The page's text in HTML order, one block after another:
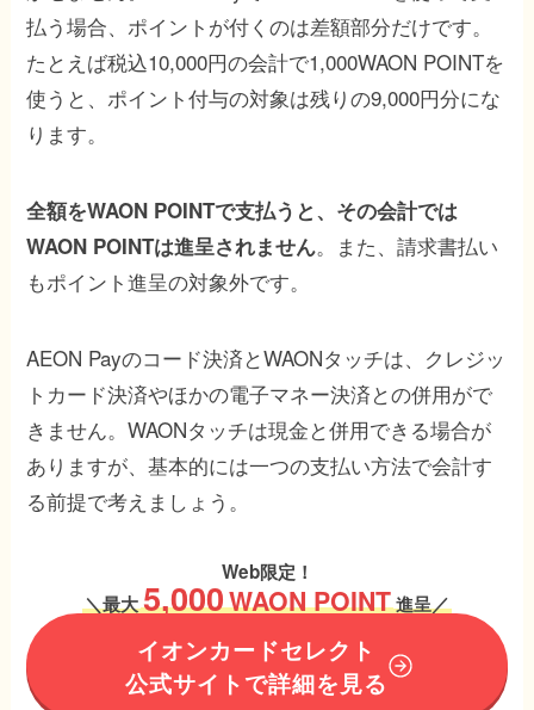
払う場合、ポイントが付くのは差額部分だけです。
たとえば税込10,000円の会計で1,000WAON POINTを
使うと、ポイント付与の対象は残りの9,000円分にな
ります。
全額をWAON POINTで支払うと、その会計では
WAON POINTは進呈されません。また、請求書払い
もポイント進呈の対象外です。
AEON Payのコード決済とWAONタッチは、クレジッ
トカード決済やほかの電子マネー決済との併用がで
きません。WAONタッチは現金と併用できる場合が
ありますが、基本的には一つの支払い方法で会計す
る前提で考えましょう。
Web限定！
＼最大5,000WAON POINT進呈／
イオンカードセレクト
公式サイトで詳細を見る